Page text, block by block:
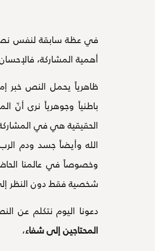
في عظة سابقة لنفس نص
أهمية المشاركة،
ظاهرياً يحمل النص خبر
باطنياً وجوهرياً نرى
الحقيقية هي في
الله وأيضاً جسد ودم
وخصوصاً في عالمنا
شخصية فقط دون النظر
دعونا اليوم نتكلم عن
المحتاجين إلى شفاء،